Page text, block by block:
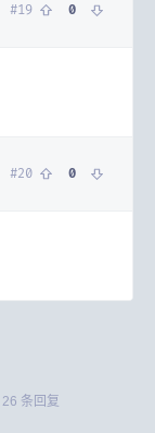
#19 0
#20 0
26 条回复